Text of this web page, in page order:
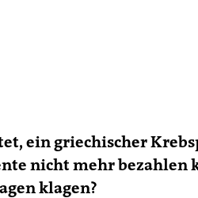
ein griechischer
nicht mehr bezahlen
klagen?